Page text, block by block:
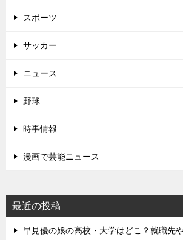
スポーツ
サッカー
ニュース
野球
時事情報
漫画で芸能ニュース
最近の投稿
早見優の娘の高校・大学はどこ？就職先